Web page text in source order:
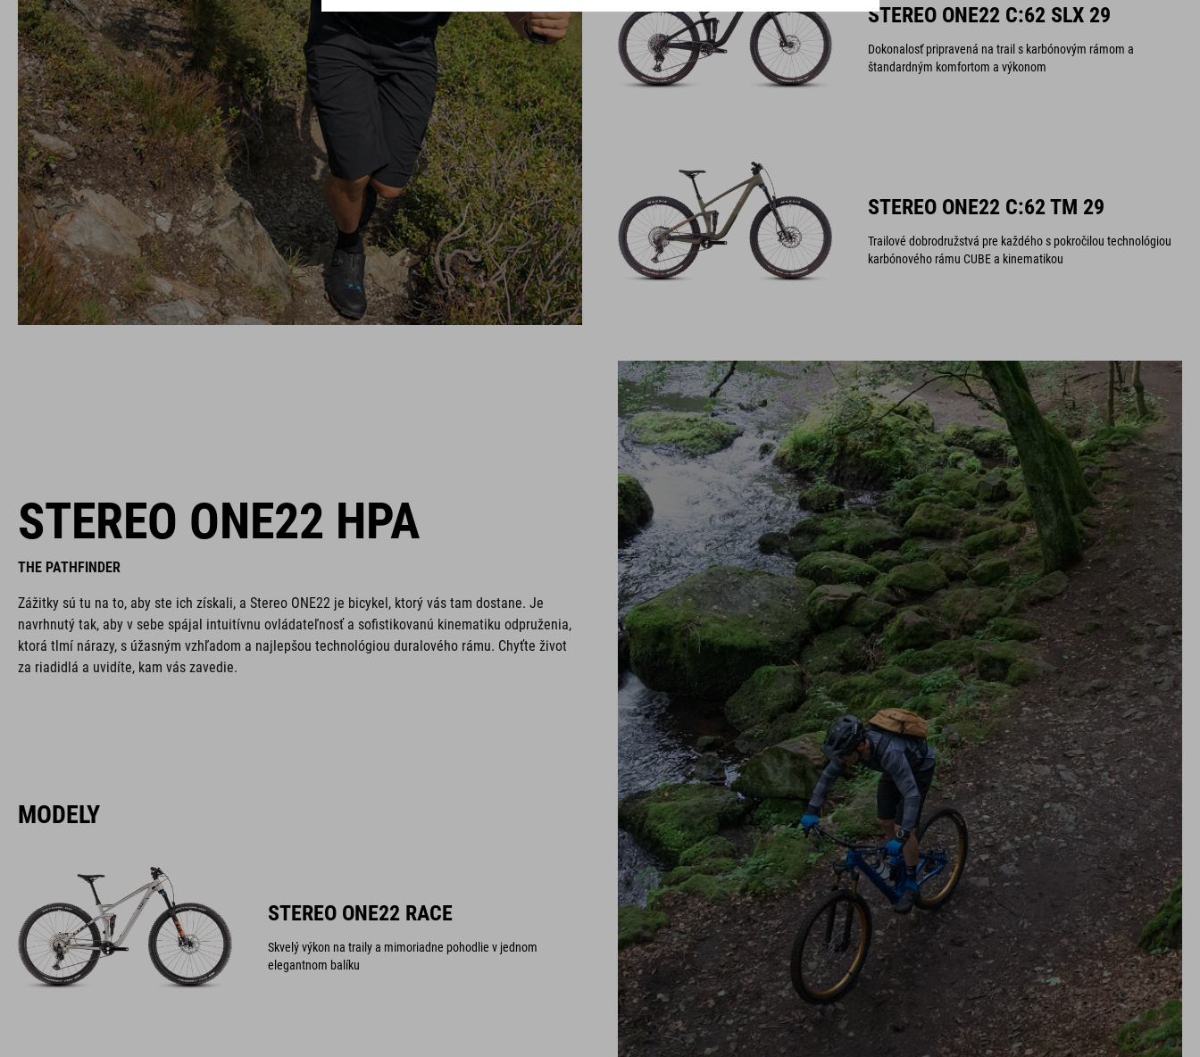
STEREO ONE22 C:62 SLX 29
Dokonalosť pripravená na trail s karbónovým rámom a
štandardným komfortom a výkonom
STEREO ONE22 C:62 TM 29
Trailové dobrodružstvá pre každého s pokročilou technológiou
karbónového rámu CUBE a kinematikou
STEREO ONE22 HPA
THE PATHFINDER
Zážitky sú tu na to, aby ste ich získali, a Stereo ONE22 je bicykel, ktorý vás tam dostane. Je
navrhnutý tak, aby v sebe spájal intuitívnu ovládateľnosť a sofistikovanú kinematiku odpruženia,
ktorá tlmí nárazy, s úžasným vzhľadom a najlepšou technológiou duralového rámu. Chyťte život
za riadidlá a uvidíte, kam vás zavedie.
MODELY
STEREO ONE22 RACE
Skvelý výkon na traily a mimoriadne pohodlie v jednom
elegantnom balíku